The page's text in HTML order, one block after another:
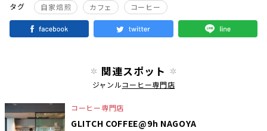
タグ
自家焙煎 カフェ コーヒー
関連スポット
ジャンルコーヒー専門店
コーヒー専門店
GLITCH COFFEE@9h NAGOYA